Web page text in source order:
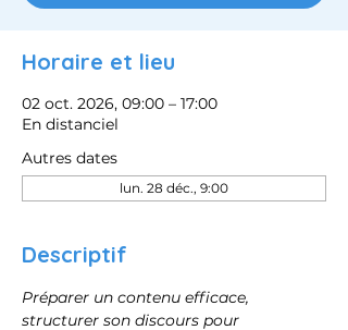
Horaire et lieu
02 oct. 2026, 09:00 – 17:00
En distanciel
Autres dates
lun. 28 déc., 9:00
Descriptif
Préparer un contenu efficace,
structurer son discours pour